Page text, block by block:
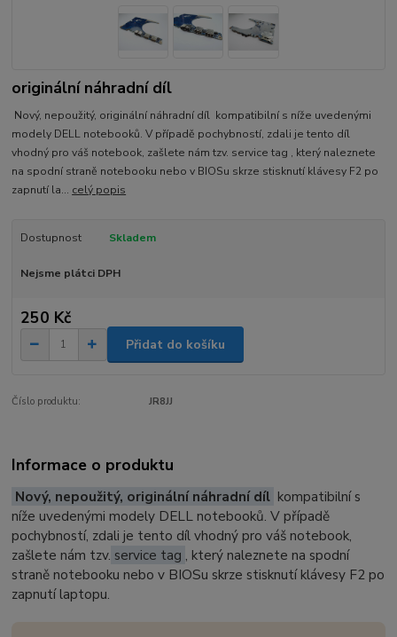
originální náhradní díl
Nový, nepoužitý, originální náhradní díl kompatibilní s níže uvedenými
modely DELL notebooků. V případě pochybností, zdali je tento díl
vhodný pro váš notebook, zašlete nám tzv. service tag , který naleznete
na spodní straně notebooku nebo v BIOSu skrze stisknutí klávesy F2 po
zapnutí la... celý popis
Dostupnost Skladem
Nejsme plátci DPH
250 Kč
Přidat do košíku
Číslo produktu: JR8JJ
Informace o produktu
Nový, nepoužitý, originální náhradní díl kompatibilní s
níže uvedenými modely DELL notebooků. V případě
pochybností, zdali je tento díl vhodný pro váš notebook,
zašlete nám tzv. service tag , který naleznete na spodní
straně notebooku nebo v BIOSu skrze stisknutí klávesy F2 po
zapnutí laptopu.